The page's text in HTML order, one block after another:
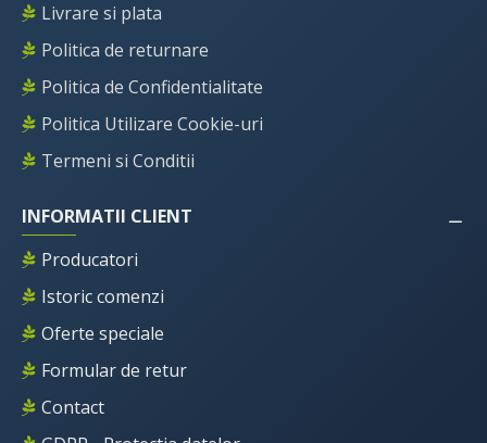
Livrare si plata
Politica de returnare
Politica de Confidentialitate
Politica Utilizare Cookie-uri
Termeni si Conditii
INFORMATII CLIENT
Producatori
Istoric comenzi
Oferte speciale
Formular de retur
Contact